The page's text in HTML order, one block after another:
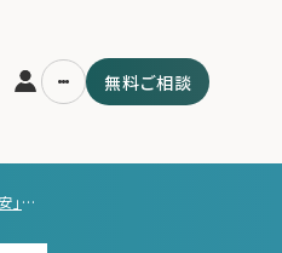
無料ご相談
中東緊迫が招く「原油高・株安・円安」の連鎖〜エネルギー依存国・日本の脆弱性と世界市場の動揺~